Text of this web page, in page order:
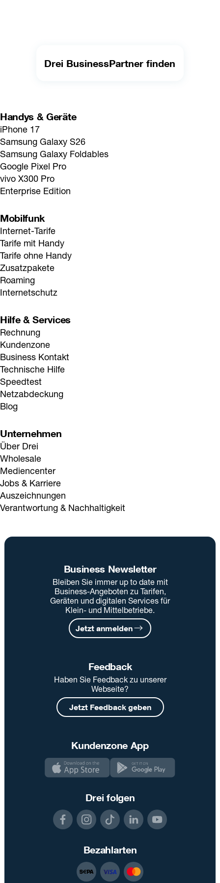
Drei BusinessPartner finden
Handys & Geräte
iPhone 17
Samsung Galaxy S26
Samsung Galaxy Foldables
Google Pixel Pro
vivo X300 Pro
Enterprise Edition
Mobilfunk
Internet-Tarife
Tarife mit Handy
Tarife ohne Handy
Zusatzpakete
Roaming
Internetschutz
Hilfe & Services
Rechnung
Kundenzone
Business Kontakt
Technische Hilfe
Speedtest
Netzabdeckung
Blog
Unternehmen
Über Drei
Wholesale
Mediencenter
Jobs & Karriere
Auszeichnungen
Verantwortung & Nachhaltigkeit
Business Newsletter
Bleiben Sie immer up to date mit
Business-Angeboten zu Tarifen,
Geräten und digitalen Services für
Klein- und Mittelbetriebe.
Jetzt anmelden
Feedback
Haben Sie Feedback zu unserer
Webseite?
Jetzt Feedback geben
Kundenzone App
Drei folgen
Bezahlarten